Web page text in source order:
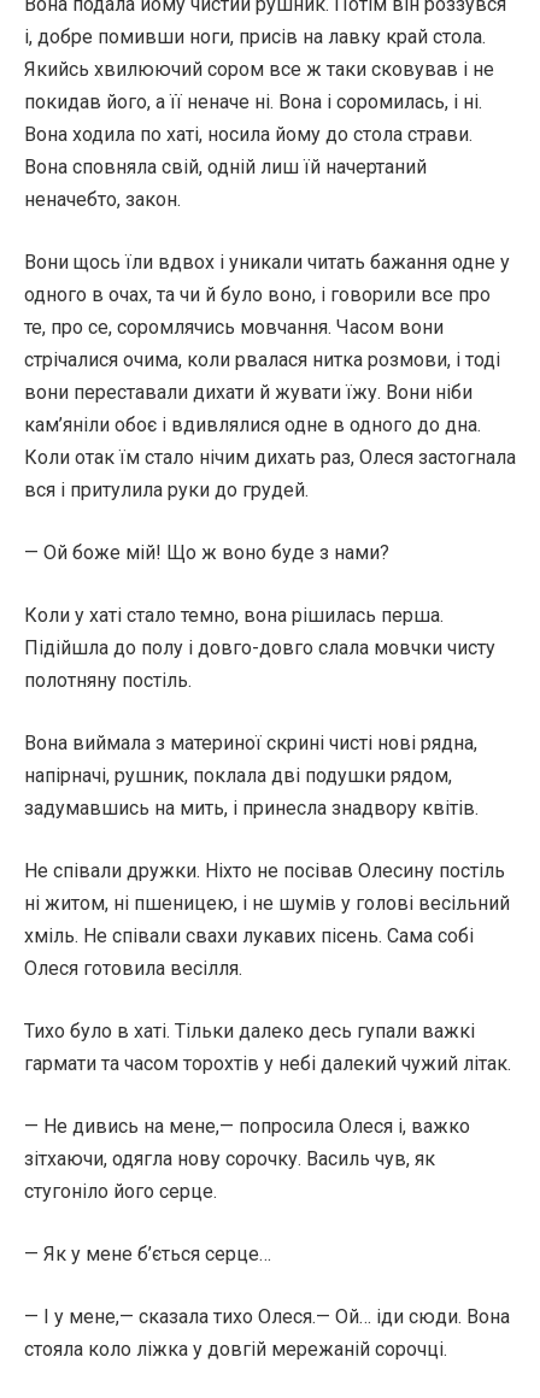
і, добре помивши ноги, присів на лавку край стола.
Якийсь хвилюючий сором все ж таки сковував і не
покидав його, а її неначе ні. Вона і соромилась, і ні.
Вона ходила по хаті, носила йому до стола страви.
Вона сповняла свій, одній лиш їй начертаний
неначебто, закон.
Вони щось їли вдвох і уникали читать бажання одне у
одного в очах, та чи й було воно, і говорили все про
те, про се, соромлячись мовчання. Часом вони
стрічалися очима, коли рвалася нитка розмови, і тоді
вони переставали дихати й жувати їжу. Вони ніби
кам’яніли обоє і вдивлялися одне в одного до дна.
Коли отак їм стало нічим дихать раз, Олеся застогнала
вся і притулила руки до грудей.
— Ой боже мій! Що ж воно буде з нами?
Коли у хаті стало темно, вона рішилась перша.
Підійшла до полу і довго-довго слала мовчки чисту
полотняну постіль.
Вона виймала з материної скрині чисті нові рядна,
напірначі, рушник, поклала дві подушки рядом,
задумавшись на мить, і принесла знадвору квітів.
Не співали дружки. Ніхто не посівав Олесину постіль
ні житом, ні пшеницею, і не шумів у голові весільний
хміль. Не співали свахи лукавих пісень. Сама собі
Олеся готовила весілля.
Тихо було в хаті. Тільки далеко десь гупали важкі
гармати та часом торохтів у небі далекий чужий літак.
— Не дивись на мене,— попросила Олеся і, важко
зітхаючи, одягла нову сорочку. Василь чув, як
стугоніло його серце.
— Як у мене б’ється серце…
— І у мене,— сказала тихо Олеся.— Ой… іди сюди. Вона
стояла коло ліжка у довгій мережаній сорочці.